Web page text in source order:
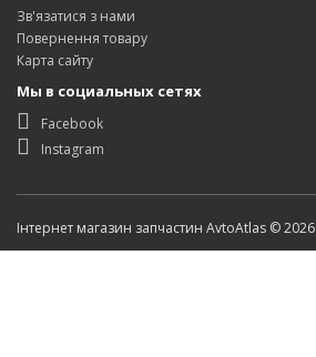
Зв'язатися з нами
Повернення товару
Карта сайту
Мы в социальных сетях
Facebook
Instagram
Інтернет магазин запчастин AvtoAtlas © 2026